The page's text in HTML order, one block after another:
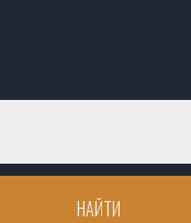
НАЙТИ